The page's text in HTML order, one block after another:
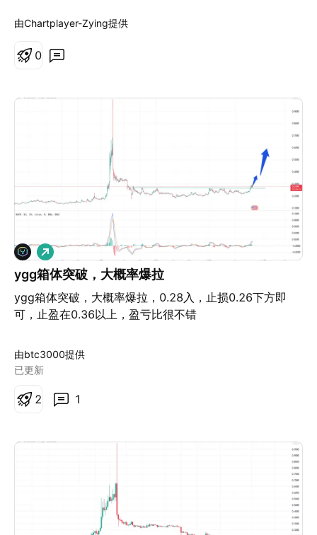
由Chartplayer-Zying提供
0
ygg箱体突破，大概率爆拉
ygg箱体突破，大概率爆拉，0.28入，止损0.26下方即
可，止盈在0.36以上，盈亏比很不错
做
多
由btc3000提供
已更新
1
2